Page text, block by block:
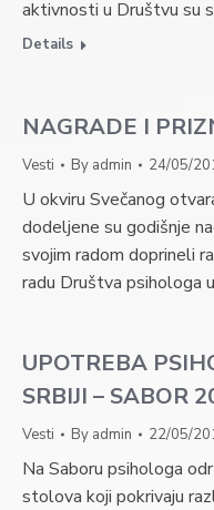
aktivnosti u Društvu su
Details
NAGRADE I
Vesti By admin 24/05/
U okviru Svečanog
dodeljene su godišnje
svojim radom doprineli
radu Društva psihologa
UPOTREBA
SRBIJI – SABOR
Vesti By admin 22/05/
Na Saboru psihologa
stolova koji pokrivaju